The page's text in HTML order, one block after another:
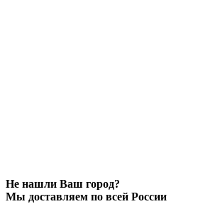
Не нашли Ваш город?
Мы доставляем по всей России